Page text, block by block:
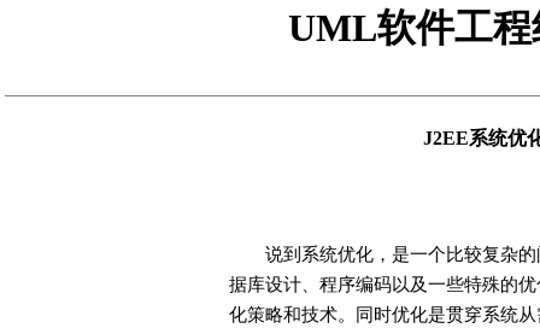
UML软件工程
J2EE系统优
说到系统优化，是一个比较复杂的
据库设计、程序编码以及一些特殊的
化策略和技术。同时优化是贯穿系统